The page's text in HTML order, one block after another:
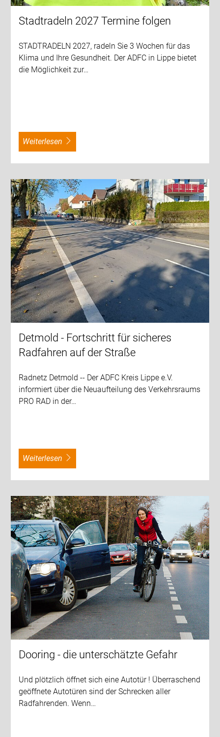
Stadtradeln 2027 Termine folgen
STADTRADELN 2027, radeln Sie 3 Wochen für das
Klima und Ihre Gesundheit. Der ADFC in Lippe bietet
die Möglichkeit zur…
weiterlesen
Detmold - Fortschritt für sicheres
Radfahren auf der Straße
Radnetz Detmold -- Der ADFC Kreis Lippe e.V.
informiert über die Neuaufteilung des Verkehrsraums
PRO RAD in der…
weiterlesen
Dooring - die unterschätzte Gefahr
Und plötzlich öffnet sich eine Autotür ! Überraschend
geöffnete Autotüren sind der Schrecken aller
Radfahrenden. Wenn…